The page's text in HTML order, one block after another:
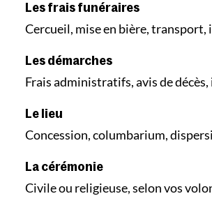
Les frais funéraires
Cercueil, mise en bière,
Les démarches
Frais administratifs, avis de
Le lieu
Concession, columbarium,
La cérémonie
Civile ou religieuse, selon vos